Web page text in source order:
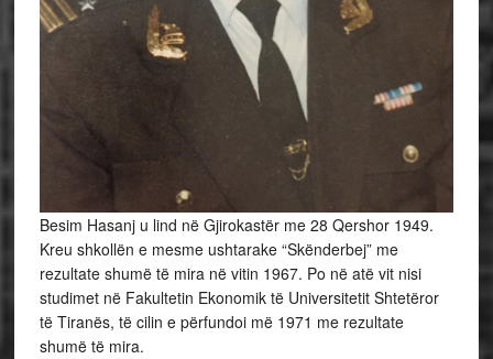
Besim Hasanj u lind në Gjirokastër me 28 Qershor 1949.
Kreu shkollën e mesme ushtarake “Skënderbej” me
rezultate shumë të mira në vitin 1967. Po në atë vit nisi
studimet në Fakultetin Ekonomik të Universitetit Shtetëror
të Tiranës, të cilin e përfundoi më 1971 me rezultate
shumë të mira.